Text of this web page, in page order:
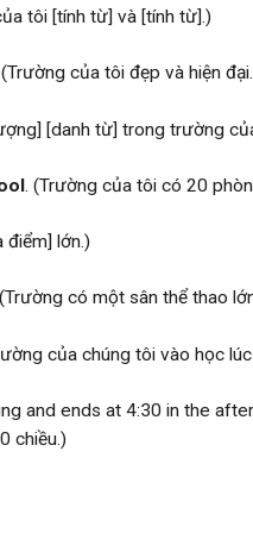
tôi [tính từ] và [tính từ].)
của tôi đẹp và hiện
[danh từ] trong trường
. (Trường của tôi có 20
lớn.)
có một sân thể thao
của chúng tôi vào học
and ends at 4:30 in the
chiều.)